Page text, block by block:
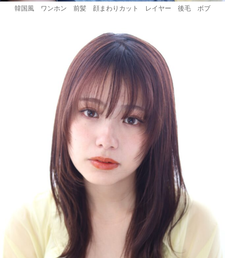
韓国風 ワンホン 前髪 顔まわりカット レイヤー 後毛 ボブ